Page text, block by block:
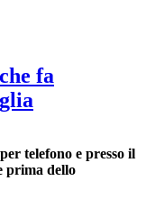
fa
telefono e presso il
prima dello